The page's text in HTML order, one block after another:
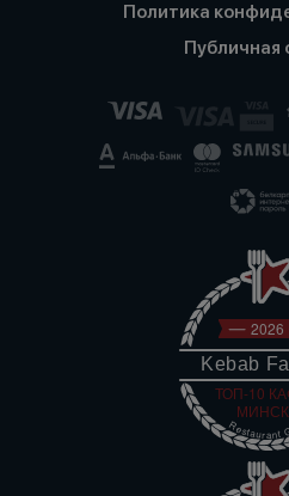
Политика
Публичная
Kebab
2026
ТОП-10
Restaurant